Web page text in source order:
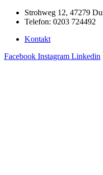
Zum
Inhalt
Strohweg 12, 47279
Telefon: 0203 724492
Kontakt
Facebook Instagram Linkedin